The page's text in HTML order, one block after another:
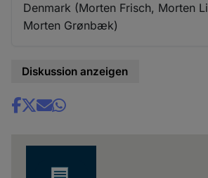
Denmark (Morten Frisch, Morten
Morten Grønbæk)
Diskussion anzeigen
Share